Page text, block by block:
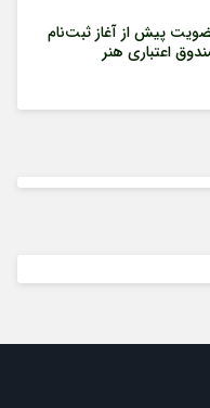
پیش از آغاز ثبت‌نام
اعتباری هنر